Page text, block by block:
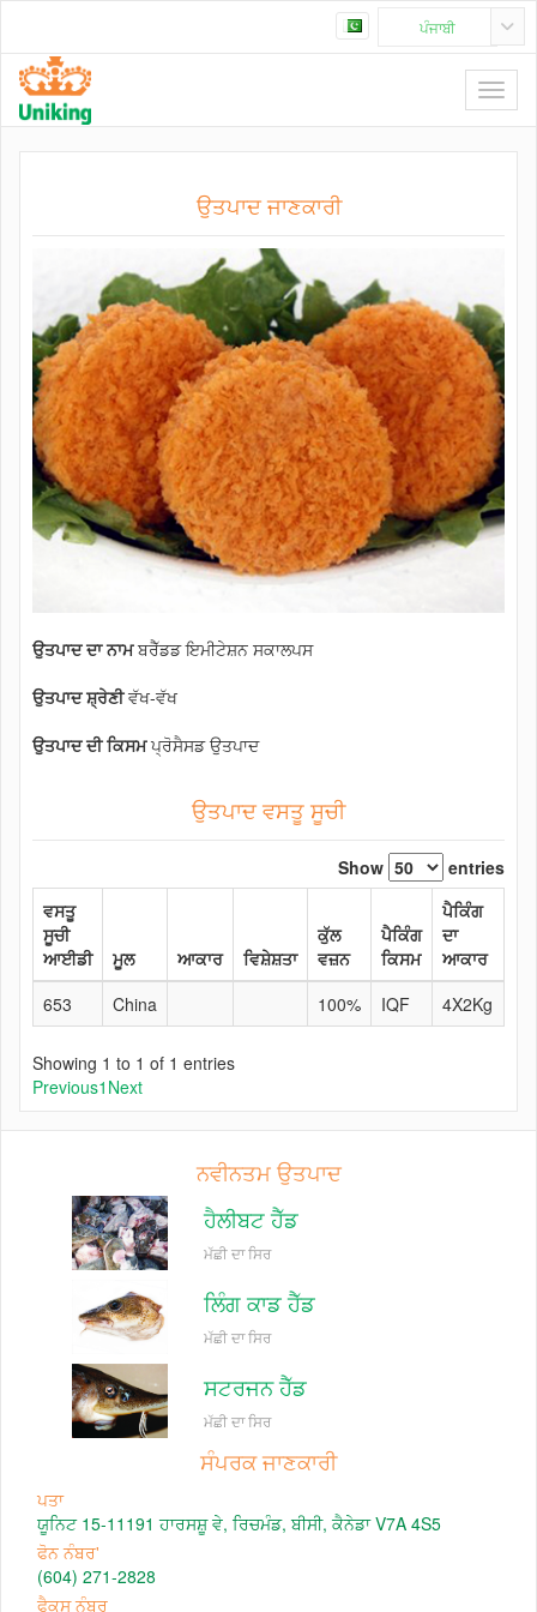
ਪੰਜਾਬੀ
ਉਤਪਾਦ ਜਾਣਕਾਰੀ
ਉਤਪਾਦ ਦਾ ਨਾਮਬਰੈੱਡਡ ਇਮੀਟੇਸ਼ਨ ਸਕਾਲਪਸ
ਉਤਪਾਦ ਸ਼੍ਰੇਣੀਵੱਖ-ਵੱਖ
ਉਤਪਾਦ ਦੀ ਕਿਸਮਪ੍ਰੋਸੈਸਡ ਉਤਪਾਦ
ਉਤਪਾਦ ਵਸਤੂ ਸੂਚੀ
Show
entries
ਵਸਤੂ
ਸੂਚੀ
ਆਈਡੀ
ਮੂਲ ਆਕਾਰ ਵਿਸ਼ੇਸ਼ਤਾ
ਕੁੱਲ
ਵਜ਼ਨ
ਪੈਕਿੰਗ
ਕਿਸਮ
ਪੈਕਿੰਗ
ਦਾ
ਆਕਾਰ
653
China 100% IQF 4X2Kg
Showing 1 to 1 of 1 entries
Previous1 Next
ਨਵੀਨਤਮ ਉਤਪਾਦ
ਹੈਲੀਬਟ ਹੈੱਡ
ਮੱਛੀ ਦਾ ਸਿਰ
ਲਿੰਗ ਕਾਡ ਹੈੱਡ
ਮੱਛੀ ਦਾ ਸਿਰ
ਸਟਰਜਨ ਹੈੱਡ
ਮੱਛੀ ਦਾ ਸਿਰ
ਸੰਪਰਕ ਜਾਣਕਾਰੀ
ਪਤਾ
ਯੂਨਿਟ 15-11191 ਹਾਰਸਸ਼ੂ ਵੇ, ਰਿਚਮੰਡ, ਬੀਸੀ, ਕੈਨੇਡਾ V7A 4S5
ਫੋਨ ਨੰਬਰ'
(604) 271-2828
ਫੈਕਸ ਨੰਬਰ